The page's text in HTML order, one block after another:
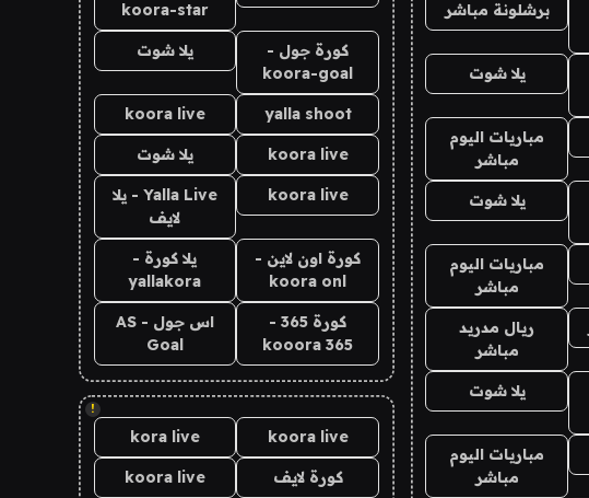
برشلونة مباشر
يلا شوت
مباريات اليوم
مباشر
يلا شوت
مباريات اليوم
مباشر
ريال مدريد
مباشر
يلا شوت
مباريات اليوم
مباشر
koora-star
كورة جول -
koora-goal
يلا شوت
yalla shoot
koora live
koora live يلا شوت
koora live
Yalla Live - يلا
لايف
كورة اون لاين -
koora onl
يلا كورة -
yallakora
كورة 365 -
kooora 365
اس جول - AS
Goal
!
koora live
kora live
كورة لايف koora live